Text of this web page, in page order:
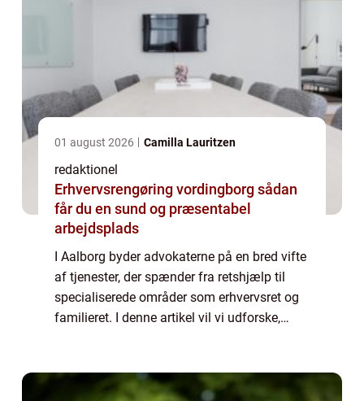
01 august 2026 Camilla Lauritzen
redaktionel
Erhvervsrengøring vordingborg sådan
får du en sund og præsentabel
arbejdsplads
I Aalborg byder advokaterne på en bred vifte
af tjenester, der spænder fra retshjælp til
specialiserede områder som erhvervsret og
familieret. I denne artikel vil vi udforske,